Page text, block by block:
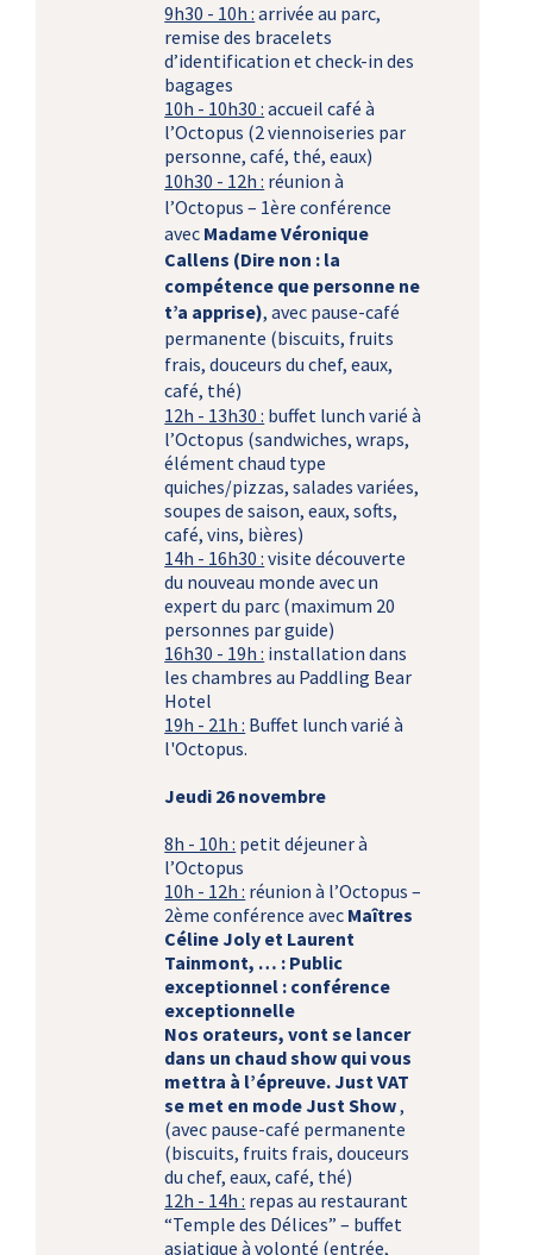
9h30 - 10h : arrivée au parc,
remise des bracelets
d’identification et check-in des
bagages
10h - 10h30 : accueil café à
l’Octopus (2 viennoiseries par
personne, café, thé, eaux)
10h30 - 12h : réunion à
l’Octopus – 1ère conférence
avec Madame Véronique
Callens (Dire non : la
compétence que personne ne
t’a apprise), avec pause-café
permanente (biscuits, fruits
frais, douceurs du chef, eaux,
café, thé)
12h - 13h30 : buffet lunch varié à
l’Octopus (sandwiches, wraps,
élément chaud type
quiches/pizzas, salades variées,
soupes de saison, eaux, softs,
café, vins, bières)
14h - 16h30 : visite découverte
du nouveau monde avec un
expert du parc (maximum 20
personnes par guide)
16h30 - 19h : installation dans
les chambres au Paddling Bear
Hotel
19h - 21h : Buffet lunch varié à
l'Octopus.
Jeudi 26 novembre
8h - 10h : petit déjeuner à
l’Octopus
10h - 12h : réunion à l’Octopus –
2ème conférence avec Maîtres
Céline Joly et Laurent
Tainmont, … : Public
exceptionnel : conférence
exceptionnelle
Nos orateurs, vont se lancer
dans un chaud show qui vous
mettra à l’épreuve.Just VAT
se met en mode Just Show,
(avec pause-café permanente
(biscuits, fruits frais, douceurs
du chef, eaux, café, thé)
12h - 14h : repas au restaurant
“Temple des Délices” – buffet
asiatique à volonté (entrée,